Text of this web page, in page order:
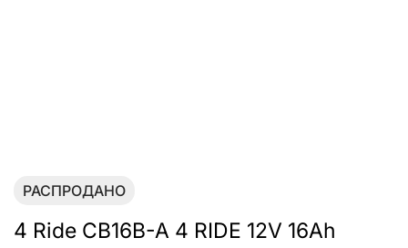
РАСПРОДАНО
4 Ride CB16B-A 4 RIDE 12V 16Ah